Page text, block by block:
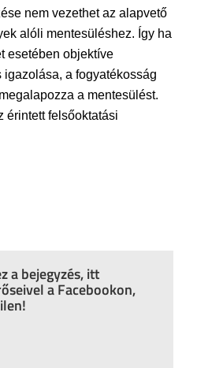
nem vezethet az alapvető
alóli mentesüléshez. Így ha
esetében objektíve
a fogyatékosság
a mentesülést.
érintett felsőoktatási
a bejegyzés, itt
a Facebookon,